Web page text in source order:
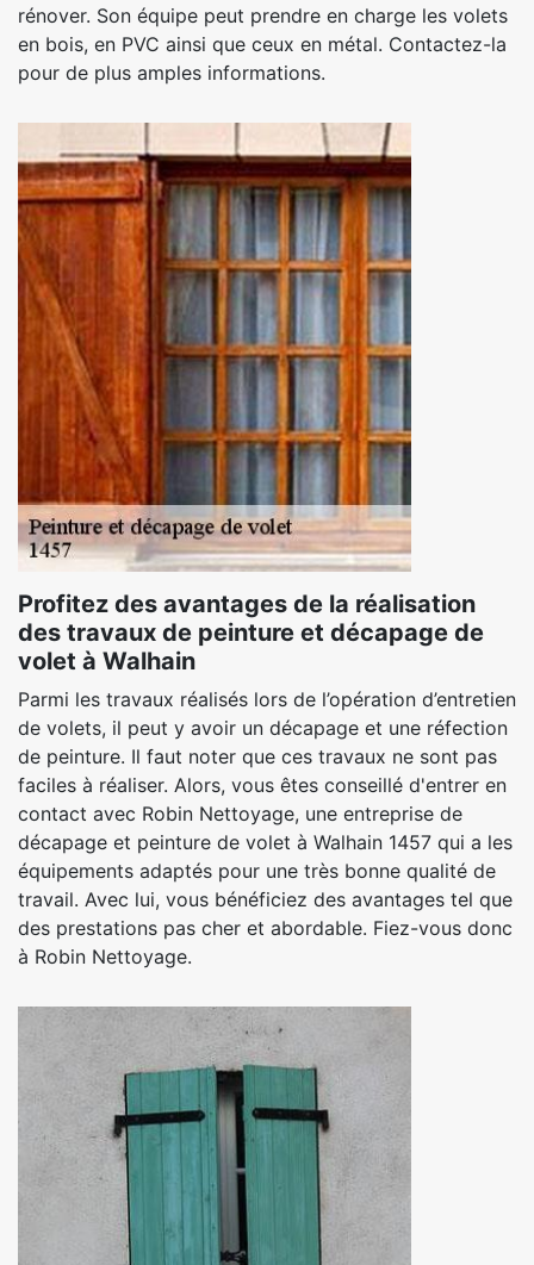
rénover. Son équipe peut prendre en charge les volets
en bois, en PVC ainsi que ceux en métal. Contactez-la
pour de plus amples informations.
Profitez des avantages de la réalisation
des travaux de peinture et décapage de
volet à Walhain
Parmi les travaux réalisés lors de l’opération d’entretien
de volets, il peut y avoir un décapage et une réfection
de peinture. Il faut noter que ces travaux ne sont pas
faciles à réaliser. Alors, vous êtes conseillé d'entrer en
contact avec Robin Nettoyage, une entreprise de
décapage et peinture de volet à Walhain 1457 qui a les
équipements adaptés pour une très bonne qualité de
travail. Avec lui, vous bénéficiez des avantages tel que
des prestations pas cher et abordable. Fiez-vous donc
à Robin Nettoyage.